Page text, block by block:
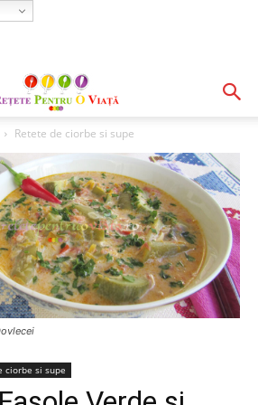
Retete de ciorbe si supe
ciorbe si supe